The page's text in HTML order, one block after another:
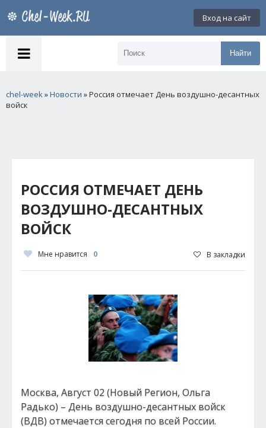
Вход на сайт
Найти
chel-week»Новости » Россия отмечает День воздушно-десантных
войск
РОССИЯ ОТМЕЧАЕТ ДЕНЬ
ВОЗДУШНО-ДЕСАНТНЫХ
ВОЙСК
Мне нравится 0 В закладки
Москва, Август 02 (Новый Регион, Ольга
Радько) – День воздушно-десантных войск
(ВДВ) отмечается сегодня по всей России.